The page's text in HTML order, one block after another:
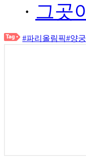
· 그곳
#파리올림픽#양궁